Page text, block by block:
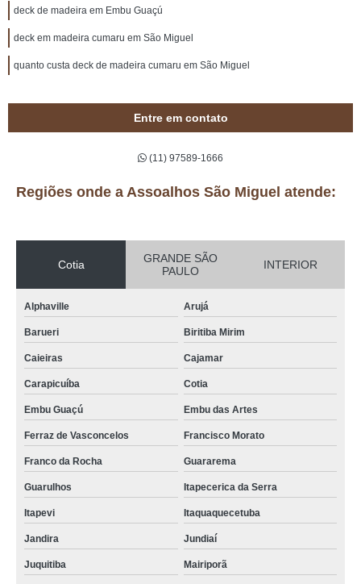
deck de madeira em Embu Guaçú
deck em madeira cumaru em São Miguel
quanto custa deck de madeira cumaru em São Miguel
Entre em contato
(11) 97589-1666
Regiões onde a Assoalhos São Miguel atende:
Cotia
GRANDE SÃO
PAULO
INTERIOR
Alphaville Arujá
Barueri Biritiba Mirim
Caieiras Cajamar
Carapicuíba Cotia
Embu Guaçú Embu das Artes
Ferraz de Vasconcelos Francisco Morato
Franco da Rocha Guararema
Guarulhos Itapecerica da Serra
Itapevi Itaquaquecetuba
Jandira Jundiaí
Juquitiba Mairiporã